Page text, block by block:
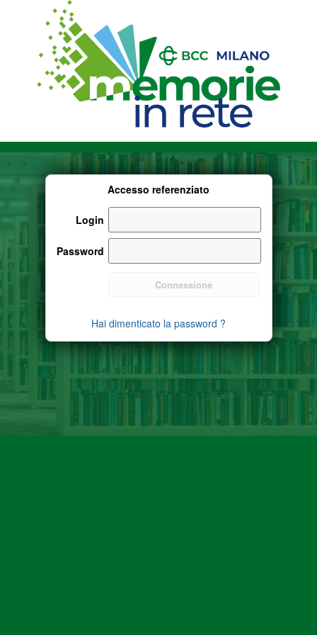
Accesso referenziato
Login
Password
Hai dimenticato la password ?